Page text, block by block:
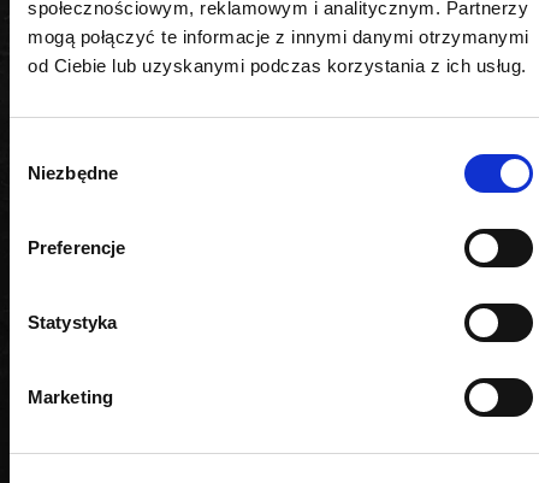
społecznościowym, reklamowym i analitycznym. Partnerzy
mogą połączyć te informacje z innymi danymi otrzymanymi
od Ciebie lub uzyskanymi podczas korzystania z ich usług.
zgody
Niezbędne
Preferencje
Statystyka
Marketing
Typ podnośnika
Żaba i kobyłki
PODOBNE PRODUKTY